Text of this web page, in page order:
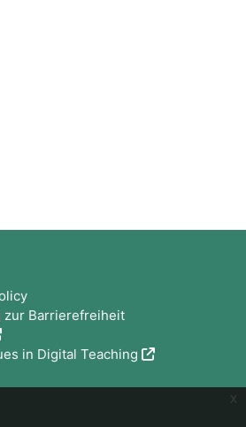
x
zur Barrierefreiheit
in Digital Teaching